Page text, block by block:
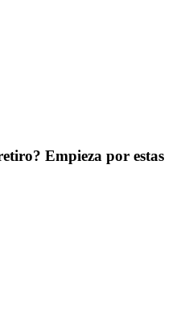
Empieza por estas